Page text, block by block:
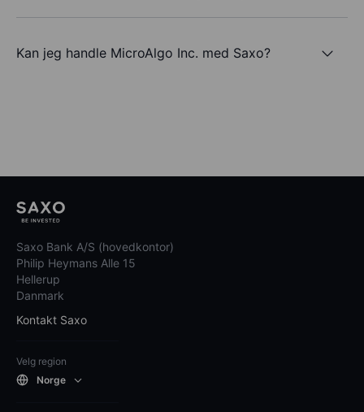
Kan jeg handle MicroAlgo Inc. med Saxo?
Saxo Bank A/S (hovedkontor)
Philip Heymans Alle 15
Hellerup
Danmark
Kontakt Saxo
Velg region
Norge